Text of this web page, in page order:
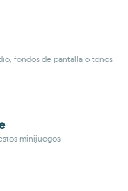
fondos de pantalla o tonos
minijuegos